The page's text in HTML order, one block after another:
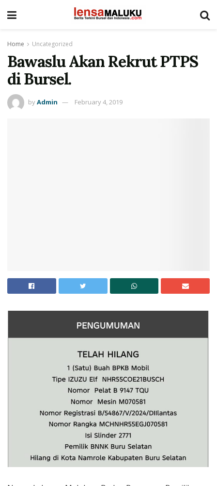
Home Uncategorized
Bawaslu Akan Rekrut PTPS
di Bursel.
byAdmin February 4, 2019